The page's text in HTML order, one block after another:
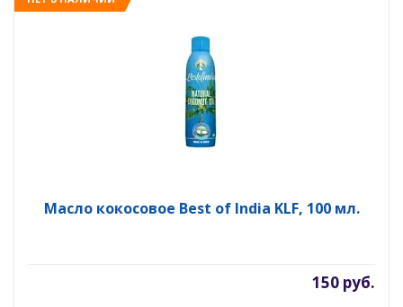
Масло кокосовое Best of India KLF, 100 мл.
150 руб.